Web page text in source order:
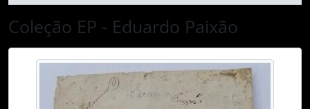
Coleção EP - Eduardo Paixão